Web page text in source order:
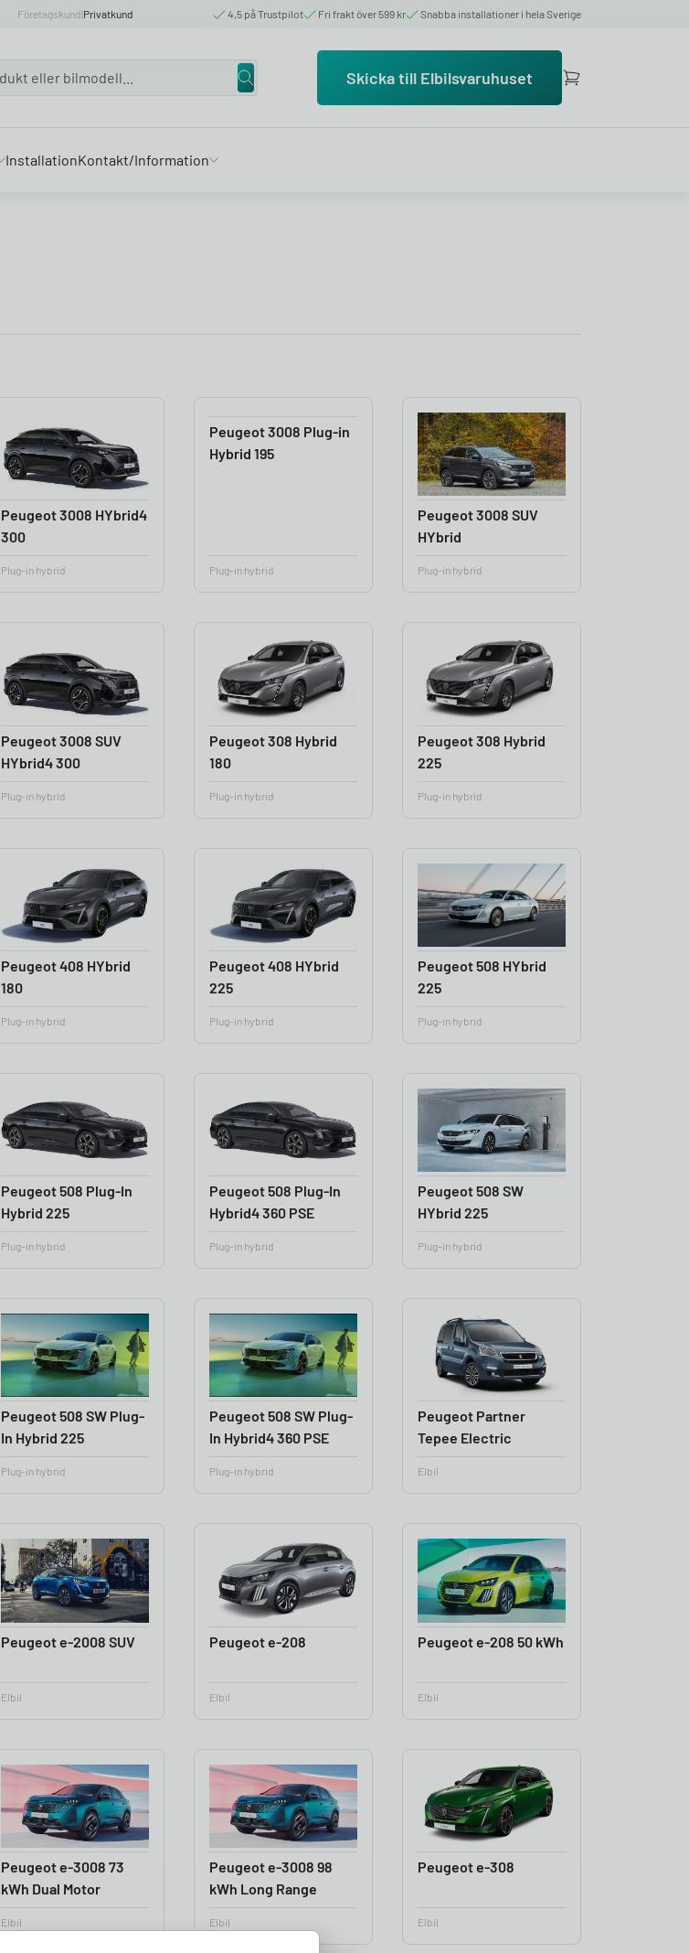
Företagskund|Privatkund 4,5 på Trustpilot Fri frakt över 599 kr Snabba installationer i hela Sverige
Skicka till Elbilsvaruhuset
InstallationKontakt/Information
Peugeot 3008 HYbrid4
300
Plug-in hybrid
Peugeot 3008 Plug-in
Hybrid 195
Plug-in hybrid
Peugeot 3008 SUV
HYbrid
Plug-in hybrid
Peugeot 3008 SUV
HYbrid4 300
Plug-in hybrid
Peugeot 308 Hybrid
180
Plug-in hybrid
Peugeot 308 Hybrid
225
Plug-in hybrid
Peugeot 408 HYbrid
180
Plug-in hybrid
Peugeot 408 HYbrid
225
Plug-in hybrid
Peugeot 508 HYbrid
225
Plug-in hybrid
Peugeot 508 Plug-In
Hybrid 225
Plug-in hybrid
Peugeot 508 Plug-In
Hybrid4 360 PSE
Plug-in hybrid
Peugeot 508 SW
HYbrid 225
Plug-in hybrid
Peugeot 508 SW Plug-
In Hybrid 225
Plug-in hybrid
Peugeot 508 SW Plug-
In Hybrid4 360 PSE
Plug-in hybrid
Peugeot Partner
Tepee Electric
Elbil
Peugeot e-2008 SUV
Elbil
Peugeot e-208
Elbil
Peugeot e-208 50 kWh
Elbil
Peugeot e-3008 73
kWh Dual Motor
Elbil
Peugeot e-3008 98
kWh Long Range
Elbil
Peugeot e-308
Elbil